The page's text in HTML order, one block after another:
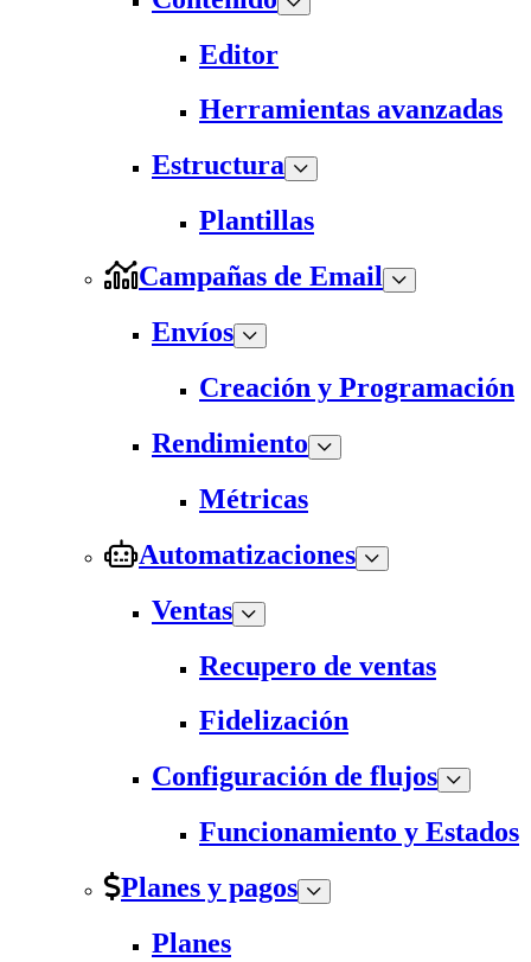
Editor
Herramientas avanzadas
Estructura
Plantillas
Campañas de Email
Envíos
Creación y Programación
Rendimiento
Métricas
Automatizaciones
Ventas
Recupero de ventas
Fidelización
Configuración de flujos
Funcionamiento y Estados
Planes y pagos
Planes